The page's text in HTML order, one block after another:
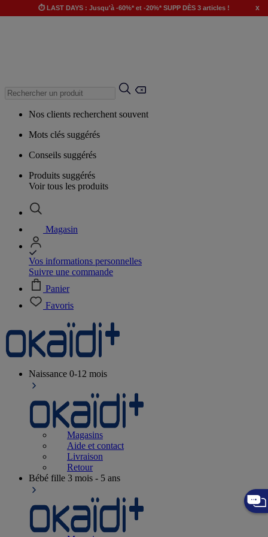
⏱️ LAST DAYS : Jusqu'à -60%* et -20%* SUPP DÈS 3 articles ! x
Nos clients recherchent souvent
Mots clés suggérés
Conseils suggérés
Produits suggérés
Voir tous les produits
Magasin
Vos informations personnelles
Suivre une commande
Panier
Favoris
Naissance 0-12 mois
Magasins
Aide et contact
Livraison
Retour
Bébé fille 3 mois - 5 ans